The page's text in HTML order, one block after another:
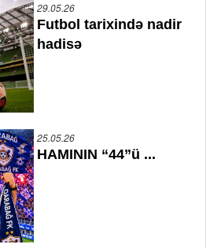
29.05.26
Futbol tarixində nadir
hadisə
25.05.26
HAMININ “44”ü ...